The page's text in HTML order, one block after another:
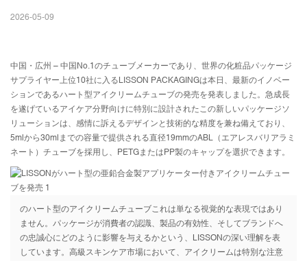
2026-05-09
中国・広州 – 中国No.1のチューブメーカーであり、世界の化粧品パッケージ
サプライヤー上位10社に入るLISSON PACKAGINGは本日、最新のイノベー
ションであるハート型アイクリームチューブの発売を発表しました。急成長
を遂げているアイケア分野向けに特別に設計されたこの新しいパッケージソ
リューションは、感情に訴えるデザインと技術的な精度を兼ね備えており、
5mlから30mlまでの容量で提供される直径19mmのABL（エアレスバリアラミ
ネート）チューブを採用し、PETGまたはPP製のキャップを選択できます。
のハート型のアイクリームチューブこれは単なる視覚的な表現ではあり
ません。パッケージが消費者の認識、製品の有効性、そしてブランドへ
の忠誠心にどのように影響を与えるかという、LISSONの深い理解を表
しています。高級スキンケア市場において、アイクリームは特別な注意